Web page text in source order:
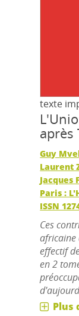
texte
après
Guy
Laurent
Jacques
Paris :
ISSN
Ces
africaine
effectif
en 2
Plus